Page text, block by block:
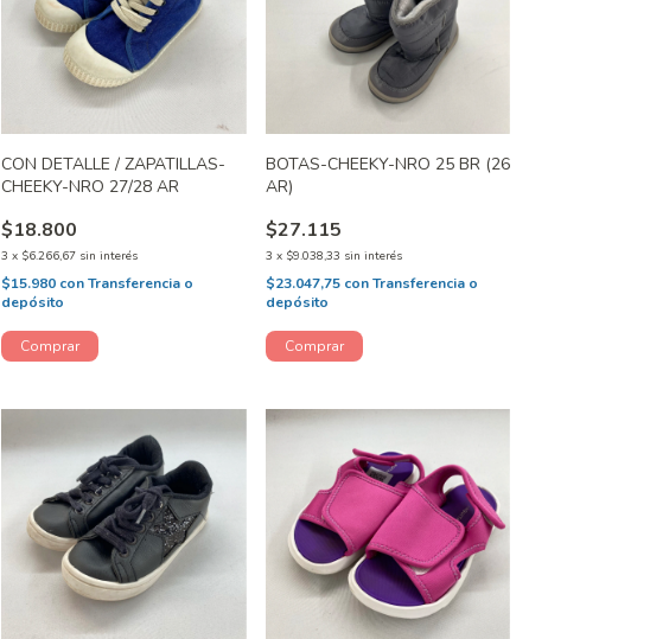
CON DETALLE / ZAPATILLAS-
CHEEKY-NRO 27/28 AR
$18.800
3 x $6.266,67 sin interés
$15.980 conTransferencia o
depósito
BOTAS-CHEEKY-NRO 25 BR (26
AR)
$27.115
3 x $9.038,33 sin interés
$23.047,75 con Transferencia o
depósito